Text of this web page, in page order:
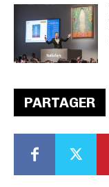
PARTAGER